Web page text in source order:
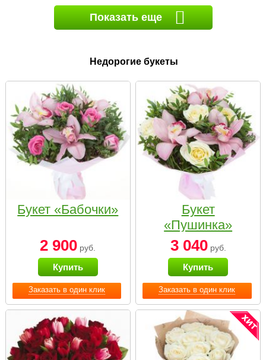
Показать еще
Недорогие букеты
Заказать в один клик
Букет «Бабочки»
2 900 руб.
Купить
Заказать в один клик
Букет
«Пушинка»
3 040руб.
Купить